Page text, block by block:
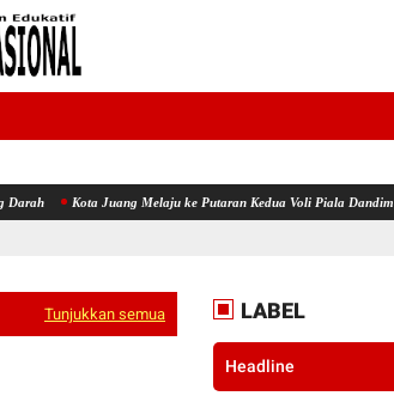
Melaju ke Putaran Kedua Voli Piala Dandim Cup 0111/Bireuen
Tunjukkan semua LABEL
Headline